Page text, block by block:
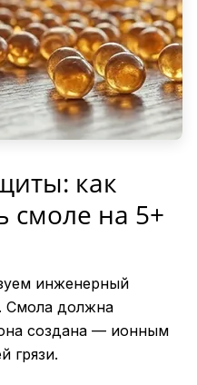
как
смоле на 5+
инженерный
Смола должна
создана — ионным
грязи.